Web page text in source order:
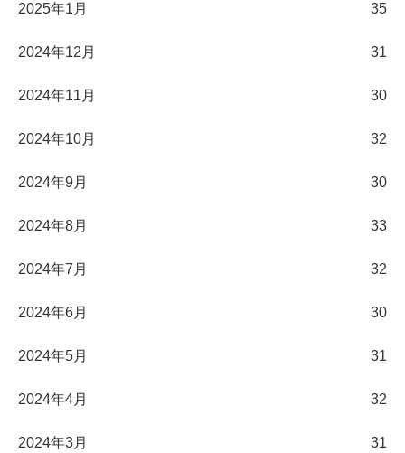
2025年1月 35
2024年12月 31
2024年11月 30
2024年10月 32
2024年9月 30
2024年8月 33
2024年7月 32
2024年6月 30
2024年5月 31
2024年4月 32
2024年3月 31